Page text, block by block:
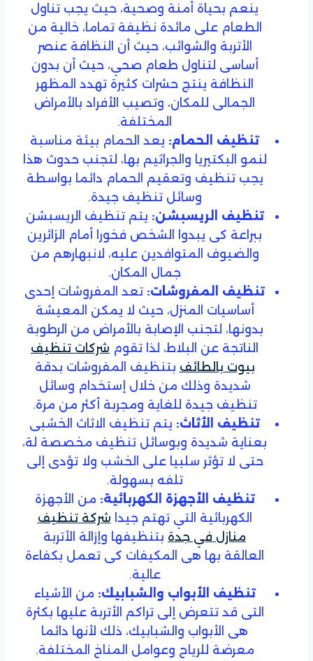
ينعم بحياة أمنة وصحية، حيث يجب تناول
الطعام على مائدة نظيفة تماما، خالية من
الأتربة والشوائب، حيث أن النظافة عنصر
أساسى لتناول طعام صحي، حيث أن بدون
النظافة ينتج حشرات كثيرة تهدد المظهر
الجمالى للمكان، وتصيب الأفراد بالأمراض
المختلفة.
تنظيف الحمام: يعد الحمام بيئة مناسبة
لنمو البكتيريا والجراثيم بها، لتجنب حدوث هذا
يجب تنظيف وتعقيم الحمام دائما بواسطة
وسائل تنظيف جيدة.
تنظيف الريسبشن: يتم تنظيف الريسبشن
ببراعة كى يبدوا الشخص فخورا أمام الزائرين
والضيوف المتوافدين عليه، لانبهارهم من
جمال المكان.
تنظيف المفروشات: تعد المفروشات إحدى
أساسيات المنزل، حيث لا يمكن المعيشة
بدونها، لتجنب الإصابة بالأمراض من الرطوبة
الناتجة عن البلاط، لذا تقوم شركات تنظيف
بيوت بالطائف بتنظيف المفروشات بدقة
شديدة وذلك من خلال إستخدام وسائل
تنظيف جيدة للغاية ومجربة أكثر من مرة.
تنظيف الأثاث: يتم تنظيف الاثاث الخشبى
بعناية شديدة وبوسائل تنظيف مخصصة لة،
حتى لا تؤثر سلبيا على الخشب ولا تؤدى إلى
تلفه بسهولة.
تنظيف الأجهزة الكهربائية: من الأجهزة
الكهربائية التي تهتم جيدا شركة تنظيف
منازل في جدة بتنظيفها وإزالة الأتربة
العالقة بها هى المكيفات كى تعمل بكفاءة
عالية.
تنظيف الأبواب والشبابيك: من الأشياء
التى قد تتعرض إلى تراكم الأتربة عليها بكثرة
هى الأبواب والشبابيك، ذلك لأنها دائما
معرضة للرياح وعوامل المناخ المختلفة.